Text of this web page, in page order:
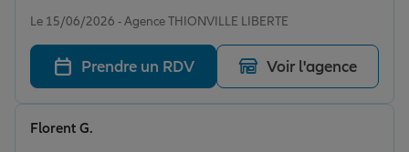
Le 15/06/2026 - Agence THIONVILLE LIBERTE
Prendre un RDV Voir l'agence
Florent G.